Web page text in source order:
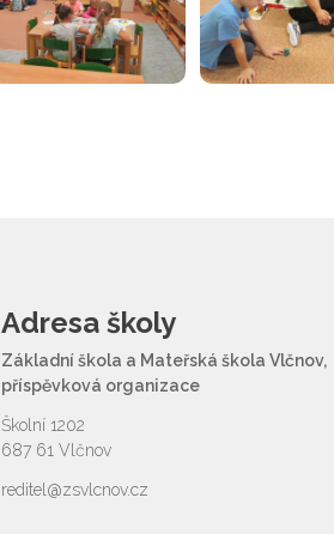
Adresa školy
Základní škola a Mateřská škola Vlčnov,
příspěvková organizace
Školní 1202
687 61 Vlčnov
reditel@zsvlcnov.cz